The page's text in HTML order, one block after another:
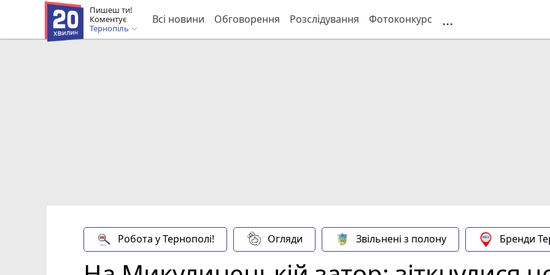
Пишеш ти!
Коментує
Тернопіль
Всі новини Обговорення Розслідування Фотоконкурс ...
Робота у Тернополі! Огляди Звільнені з полону Бренди